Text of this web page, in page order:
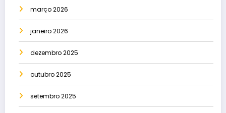
março 2026
janeiro 2026
dezembro 2025
outubro 2025
setembro 2025